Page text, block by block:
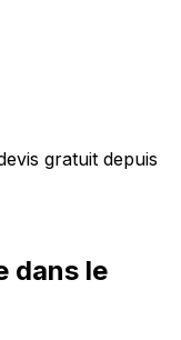
gratuit depuis
dans le